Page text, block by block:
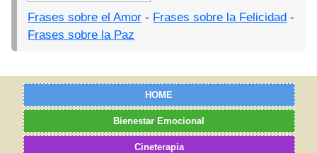
Frases sobre el Amor - Frases sobre la Felicidad -
Frases sobre la Paz
HOME
Bienestar Emocional
Cineterapia